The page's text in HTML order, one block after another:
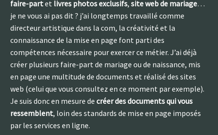
faire-partet livres photos exclusifs, site web de mariage…
je ne vous ai pas dit ? j’ai longtemps travaillé comme
directeur artistique dans la com, la créativité et la
connaissance de la mise en page font parti des
compétences nécessaire pour exercer ce métier. J’ai déjà
créer plusieurs faire-part de mariage ou de naissance, mis
en page une multitude de documents et réalisé des sites
web (celui que vous consultez en ce moment par exemple).
Je suis donc en mesure de créer des documents qui vous
ressemblent, loin des standards de mise en page imposés
par les services en ligne.